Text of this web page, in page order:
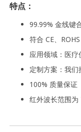
特点：
99.99% 金线键
符合 CE、ROHS
应用领域：医疗
定制方案：我
100% 质量保证
红外波长范围为